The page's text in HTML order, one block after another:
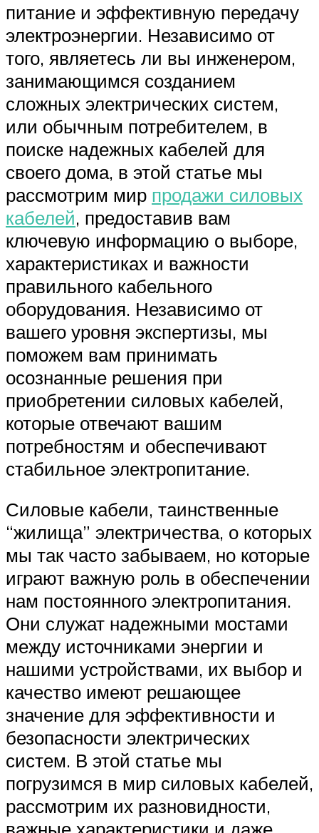
питание и эффективную передачу
электроэнергии. Независимо от
того, являетесь ли вы инженером,
занимающимся созданием
сложных электрических систем,
или обычным потребителем, в
поиске надежных кабелей для
своего дома, в этой статье мы
рассмотрим мир продажи силовых
кабелей, предоставив вам
ключевую информацию о выборе,
характеристиках и важности
правильного кабельного
оборудования. Независимо от
вашего уровня экспертизы, мы
поможем вам принимать
осознанные решения при
приобретении силовых кабелей,
которые отвечают вашим
потребностям и обеспечивают
стабильное электропитание.
Силовые кабели, таинственные
“жилища” электричества, о которых
мы так часто забываем, но которые
играют важную роль в обеспечении
нам постоянного электропитания.
Они служат надежными мостами
между источниками энергии и
нашими устройствами, их выбор и
качество имеют решающее
значение для эффективности и
безопасности электрических
систем. В этой статье мы
погрузимся в мир силовых кабелей,
рассмотрим их разновидности,